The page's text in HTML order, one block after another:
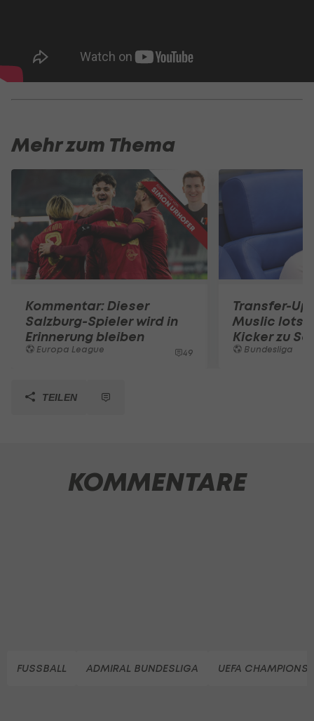
Mehr zum Thema
Kommentar: Dieser
Salzburg-Spieler wird in
Erinnerung bleiben
Europa League 49
Transfer-
Muslic lotst
Kicker zu
Bundesliga
TEILEN
KOMMENTARE
FUSSBALL ADMIRAL BUNDESLIGA UEFA CHAMPIONS